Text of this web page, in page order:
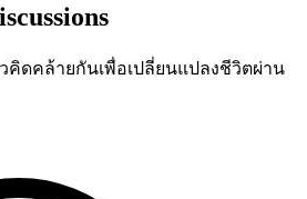
ดคล้ายกันเพื่อเปลี่ยนแปลงชีวิตผ่าน